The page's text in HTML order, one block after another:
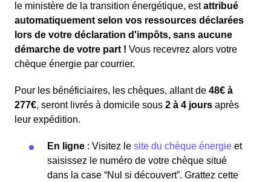
le ministère de la transition énergétique, estattribué
automatiquement selon vos ressources déclarées
lors de votre déclaration d'impôts, sans aucune
démarche de votre part ! Vous recevrez alors votre
chèque énergie par courrier.
Pour les bénéficiaires, les chèques, allant de 48€ à
277€, seront livrés à domicile sous 2 à 4 jours après
leur expédition.
En ligne : Visitez le site du chèque énergie et
saisissez le numéro de votre chèque situé
dans la case “Nul si découvert”. Grattez cette